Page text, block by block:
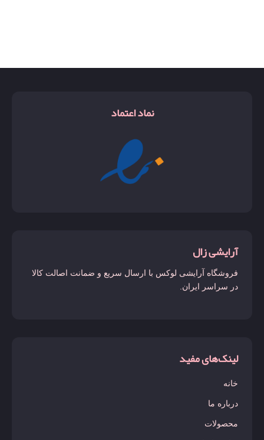
نماد اعتماد
آرایشی زال
فروشگاه آرایشی لوکس با ارسال سریع و ضمانت اصالت کالا
در سراسر ایران.
لینک‌های مفید
خانه
درباره ما
محصولات